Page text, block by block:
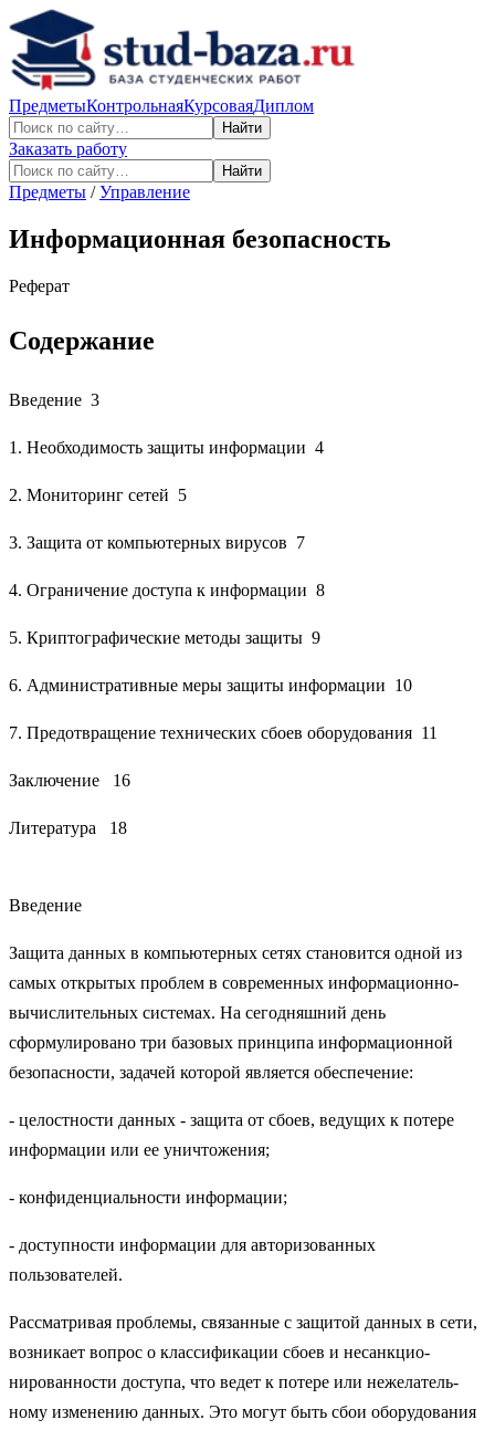
ПредметыКонтрольнаяКурсоваяДиплом
Найти
Заказать работу
Найти
Предметы /Управление
Информационная безопасность
Реферат
Содержание
Введение 3
1. Необходимость защиты информации 4
2. Мониторинг сетей 5
3. Защита от компьютерных вирусов 7
4. Ограничение доступа к информации 8
5. Криптографические методы защиты 9
6. Административные меры защиты информации 10
7. Предотвращение технических сбоев оборудования 11
Заключение 16
Литература 18
Введение
Защита данных в компьютерных сетях становится одной из
самых открытых проблем в современных информационно-
вычислительных системах. На сегодняшний день
сформулировано три базовых принципа информационной
безопасности, задачей которой является обеспечение:
- целостности данных - защита от сбоев, ведущих к потере
информации или ее уничтожения;
- конфиденциальности информации;
- доступности информации для авторизованных
пользователей.
Рассматривая проблемы, связанные с защитой данных в сети,
возникает вопрос о классификации сбоев и несанкцио-
нированности доступа, что ведет к потере или нежелатель-
ному изменению данных. Это могут быть сбои оборудования